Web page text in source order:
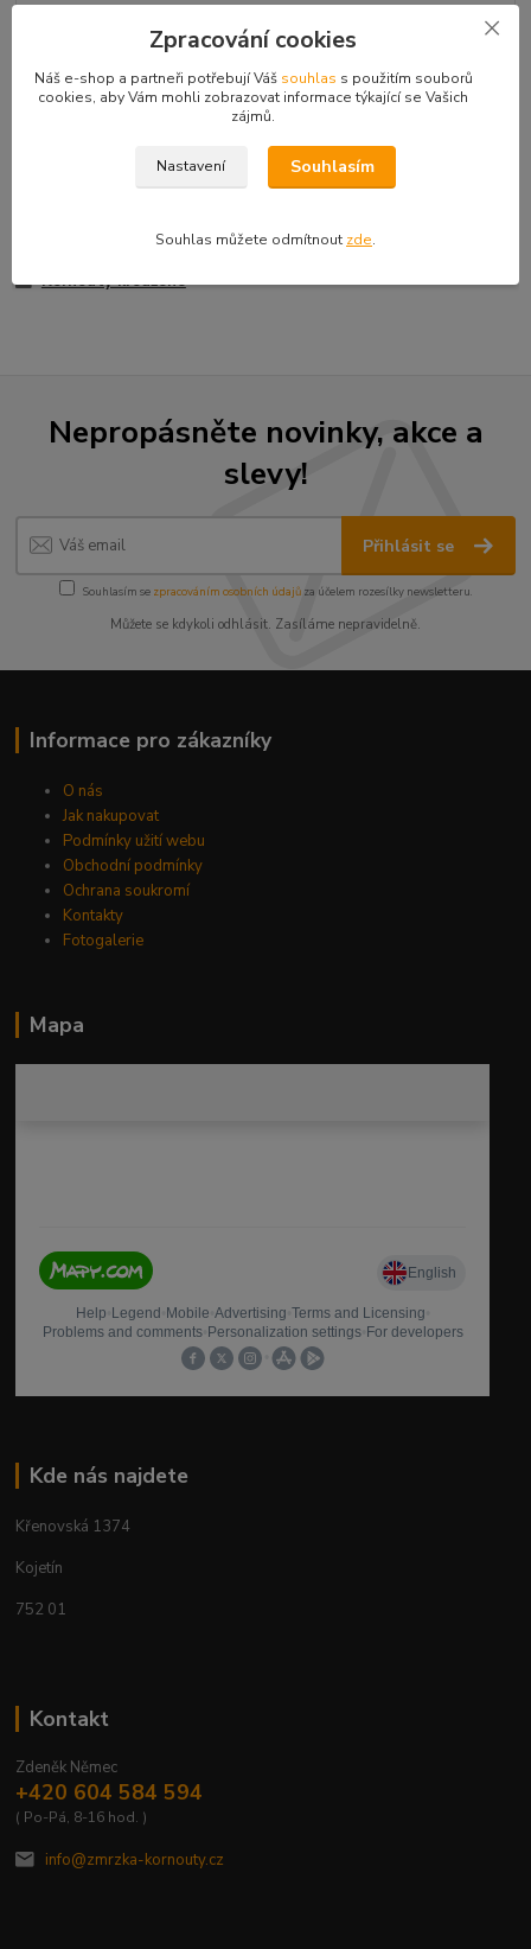
225 kusů
Alergeny
Obiloviny obsahující lepek,
sójové boby a výrobky z nich
Kornouty zmrzlinové
Kornouty kroužené
Nepropásněte novinky, akce a
slevy!
Přihlásit se
Souhlasím se zpracováním osobních údajůza účelem rozesílky newsletteru.
Můžete se kdykoli odhlásit. Zasíláme nepravidelně.
Informace pro zákazníky
O nás
Jak nakupovat
Podmínky užití webu
Obchodní podmínky
Ochrana soukromí
Kontakty
Fotogalerie
Mapa
Kde nás najdete
Křenovská 1374
Kojetín
752 01
Kontakt
Zdeněk Němec
+420 604 584 594
( Po-Pá, 8-16 hod. )
info@zmrzka-kornouty.cz
Zpracování cookies
Náš e-shop a partneři potřebují Váš souhlas s použitím souborů
cookies, aby Vám mohli zobrazovat informace týkající se Vašich
zájmů.
Nastavení Souhlasím
Souhlas můžete odmítnout zde.